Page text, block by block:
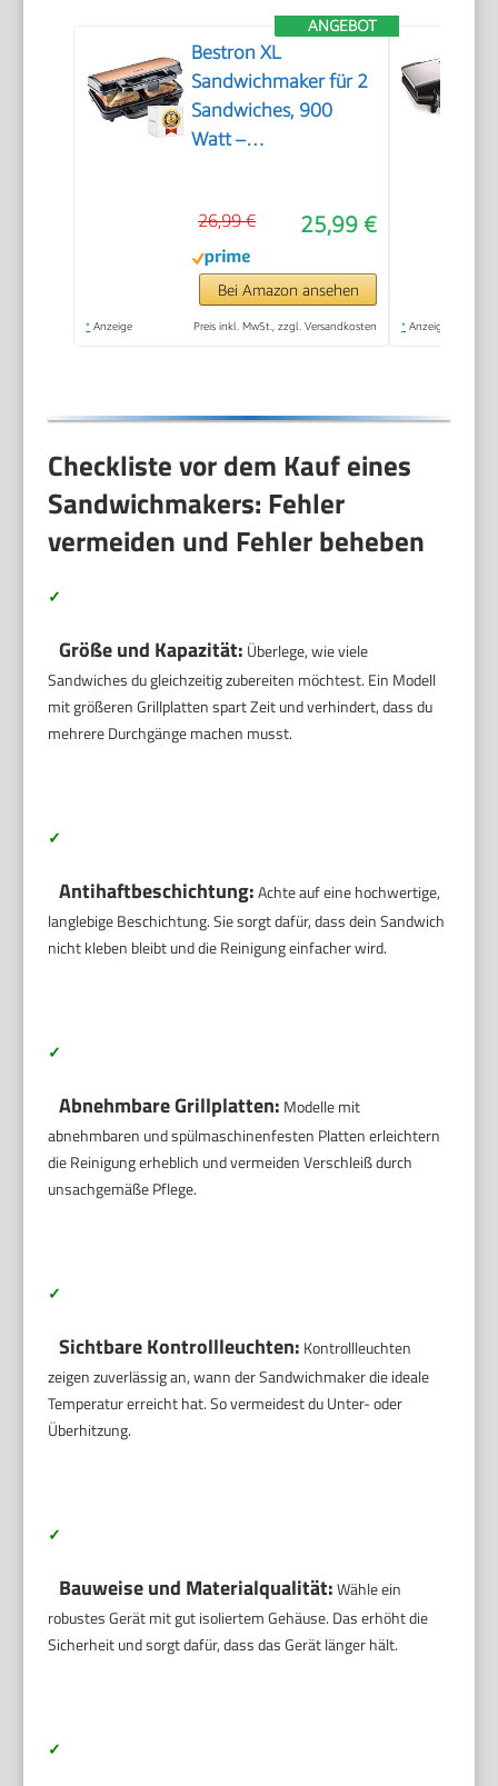
ANGEBOT
Bestron XL
Sandwichmaker für 2
Sandwiches, 900
Watt –
automatischer
Temperaturregelung
und
Bereitschaftsanzeige,
schnelle Zubereitung,
25,99 €
26,99 €
Bei Amazon ansehen
* Anzeige Preis inkl. MwSt., zzgl. Versandkosten * Anzeige
Checkliste vor dem Kauf eines
Sandwichmakers: Fehler
vermeiden und Fehler beheben
✓
Größe und Kapazität: Überlege, wie viele
Sandwiches du gleichzeitig zubereiten möchtest. Ein Modell
mit größeren Grillplatten spart Zeit und verhindert, dass du
mehrere Durchgänge machen musst.
✓
Antihaftbeschichtung:Achte auf eine hochwertige,
langlebige Beschichtung. Sie sorgt dafür, dass dein Sandwich
nicht kleben bleibt und die Reinigung einfacher wird.
✓
Abnehmbare Grillplatten: Modelle mit
abnehmbaren und spülmaschinenfesten Platten erleichtern
die Reinigung erheblich und vermeiden Verschleiß durch
unsachgemäße Pflege.
✓
Sichtbare Kontrollleuchten: Kontrollleuchten
zeigen zuverlässig an, wann der Sandwichmaker die ideale
Temperatur erreicht hat. So vermeidest du Unter- oder
Überhitzung.
✓
Bauweise und Materialqualität:Wähle ein
robustes Gerät mit gut isoliertem Gehäuse. Das erhöht die
Sicherheit und sorgt dafür, dass das Gerät länger hält.
✓